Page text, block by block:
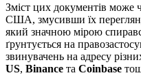
Зміст цих документів може
США, змусивши їх
який значною мірою
ґрунтується на
звинувачень на адресу
US, Binance та Coinbase